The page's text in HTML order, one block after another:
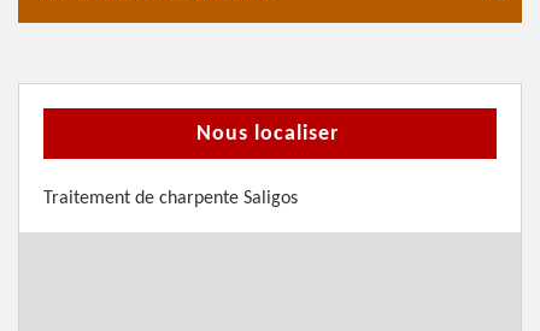
Nous localiser
Traitement de charpente Saligos